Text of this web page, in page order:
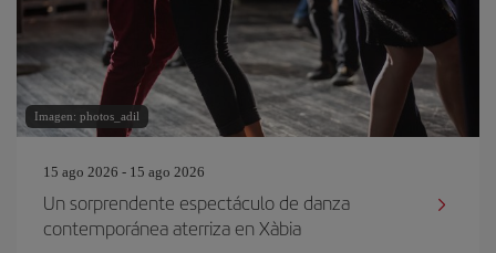
Imagen: photos_adil
15 ago 2026 - 15 ago 2026
Un sorprendente espectáculo de danza
contemporánea aterriza en Xàbia